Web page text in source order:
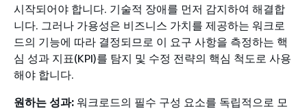
시작되어야 합니다. 기술적 장애를 먼저 감지하여 해결합
니다. 그러나 가용성은 비즈니스 가치를 제공하는 워크로
드의 기능에 따라 결정되므로 이 요구 사항을 측정하는 핵
심 성과 지표(KPI)를 탐지 및 수정 전략의 핵심 척도로 사용
해야 합니다.
원하는 성과: 워크로드의 필수 구성 요소를 독립적으로 모